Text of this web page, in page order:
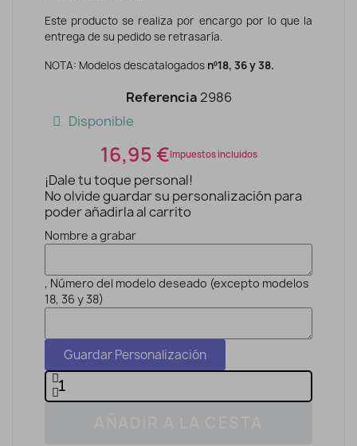
Este producto se realiza por encargo por lo que la
entrega de su pedido se retrasaría.
NOTA: Modelos descatalogados nº18, 36 y 38.
Referencia 2986
Disponible
16,95 €Impuestos incluidos
¡Dale tu toque personal!
No olvide guardar su personalización para
poder añadirla al carrito
Nombre a grabar
, Número del modelo deseado (excepto modelos
18, 36 y 38)
Guardar Personalización